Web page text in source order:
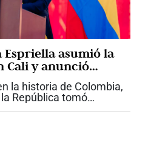
Espriella asumió la
Cali y anunció
el crimen y la
la historia de Colombia,
República tomó